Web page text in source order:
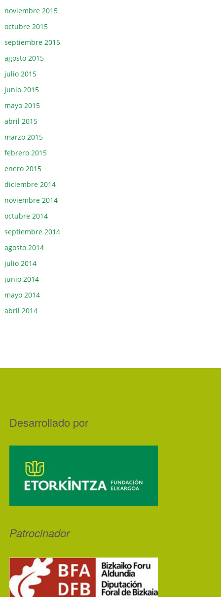
noviembre 2015
octubre 2015
septiembre 2015
agosto 2015
julio 2015
junio 2015
mayo 2015
abril 2015
marzo 2015
febrero 2015
enero 2015
diciembre 2014
noviembre 2014
octubre 2014
septiembre 2014
agosto 2014
julio 2014
junio 2014
mayo 2014
abril 2014
Desarrollado por
Patrocinador